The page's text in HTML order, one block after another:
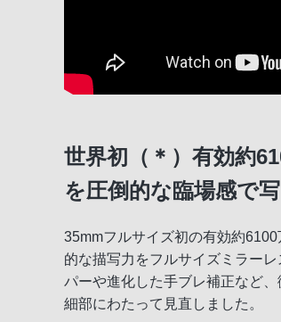
世界初（＊）有効約
を圧倒的な臨場感で
35mmフルサイズ初の有効約
的な描写力をフルサイズミラー
パーや進化した手ブレ補正など
細部にわたって見直しました。